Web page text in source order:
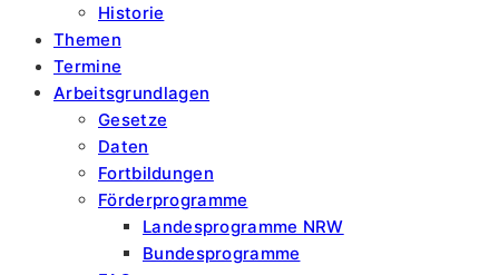
Historie
Themen
Termine
Arbeitsgrundlagen
Gesetze
Daten
Fortbildungen
Förderprogramme
Landesprogramme NRW
Bundesprogramme